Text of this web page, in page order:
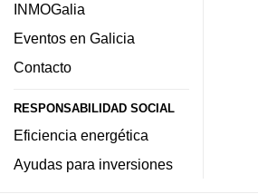
INMOGalia
Eventos en Galicia
Contacto
RESPONSABILIDAD SOCIAL
Eficiencia energética
Ayudas para inversiones